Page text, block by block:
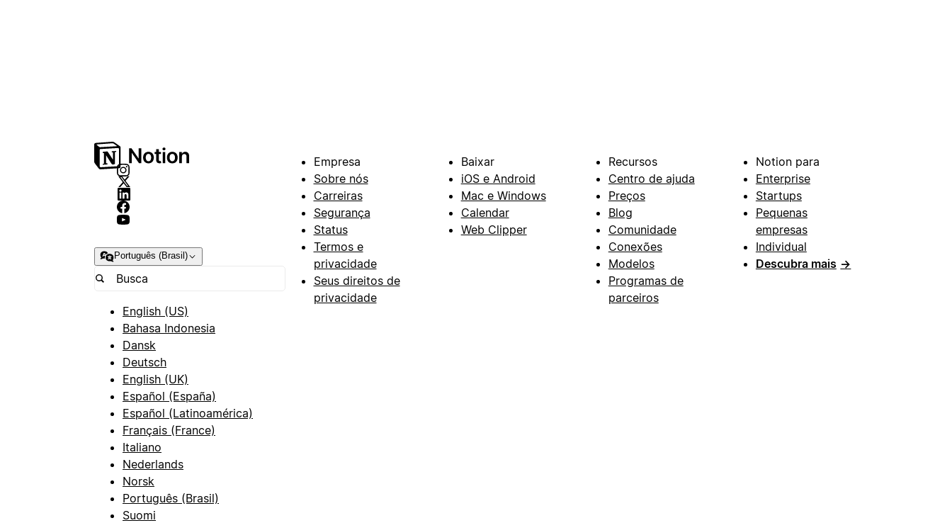
Português (Brasil)
English (US)
Bahasa Indonesia
Dansk
Deutsch
English (UK)
Español (España)
Español (Latinoamérica)
Français (France)
Italiano
Nederlands
Norsk
Português (Brasil)
Suomi
Empresa
Sobre nós
Carreiras
Segurança
Status
Termos e
privacidade
Seus direitos de
privacidade
Baixar
iOS e Android
Mac e Windows
Calendar
Web Clipper
Recursos
Centro de ajuda
Preços
Blog
Comunidade
Conexões
Modelos
Programas de
parceiros
Notion para
Enterprise
Startups
Pequenas
empresas
Individual
Descubra mais →